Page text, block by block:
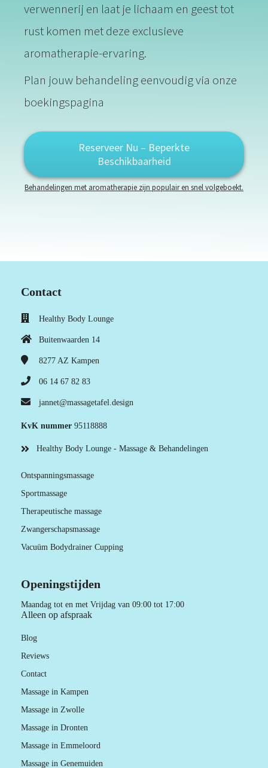
verwennerij en laat je lichaam en geest tot
rust komen met deze exclusieve
aromatherapie-ervaring.
Plan jouw behandeling eenvoudig via onze
boekingspagina
Reserveer Nu – Beperkte
Beschikbaarheid
Behandelingen met aromatherapie zijn populair en snel volgeboekt.
Contact
Healthy Body Lounge
Buitenwaarden 14
8277 AZ Kampen
06 14 67 82 83
jannet@massagetafel.design
KvK nummer 95118888
Healthy Body Lounge - Massage & Behandelingen
Ontspanningsmassage
Sportmassage
Therapeutische massage
Zwangerschapsmassage
Vacuüm Bodydrainer Cupping
Openingstijden
Maandag tot en met Vrijdag van 09:00 tot 17:00
Alleen op afspraak
Blog
Reviews
Contact
Massage in Kampen
Massage in Zwolle
Massage in Dronten
Massage in Emmeloord
Massage in Genemuiden